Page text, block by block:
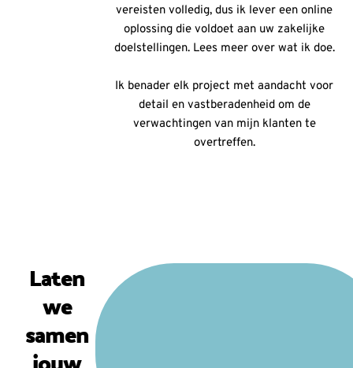
vereisten volledig, dus ik lever een online
oplossing die voldoet aan uw zakelijke
doelstellingen. Lees meer over wat ik doe.
Ik benader elk project met aandacht voor
detail en vastberadenheid om de
verwachtingen van mijn klanten te
overtreffen.
Laten
we
samen